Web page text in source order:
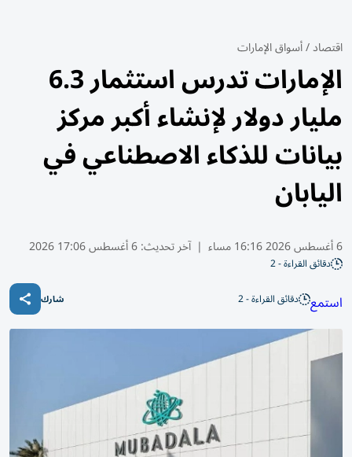
اقتصاد/أسواق الإمارات
الإمارات تدرس استثمار 6.3
مليار دولار لإنشاء أكبر مركز
بيانات للذكاء الاصطناعي في
اليابان
6 أغسطس 2026 16:16 مساء | آخر تحديث:6 أغسطس 17:06 2026
دقائق القراءة - 2
استمع دقائق القراءة - 2 شارك